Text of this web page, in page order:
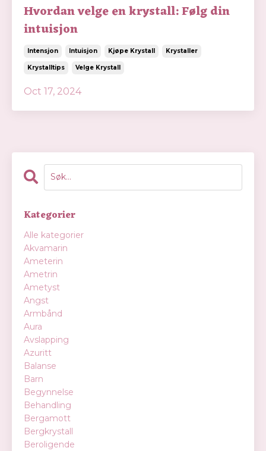
Hvordan velge en krystall: Følg din
intuisjon
Intensjon Intuisjon Kjøpe Krystall Krystaller
Krystalltips Velge Krystall
Oct 17, 2024
Kategorier
Alle kategorier
Akvamarin
Ameterin
Ametrin
Ametyst
Angst
Armbånd
Aura
Avslapping
Azuritt
Balanse
Barn
Begynnelse
Behandling
Bergamott
Bergkrystall
Beroligende